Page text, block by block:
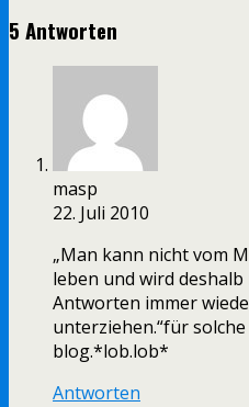
5 Antworten
masp
22. Juli 2010
„Man kann nicht vom
leben und wird
Antworten immer
unterziehen.“für
blog.*lob.lob*
Antworten